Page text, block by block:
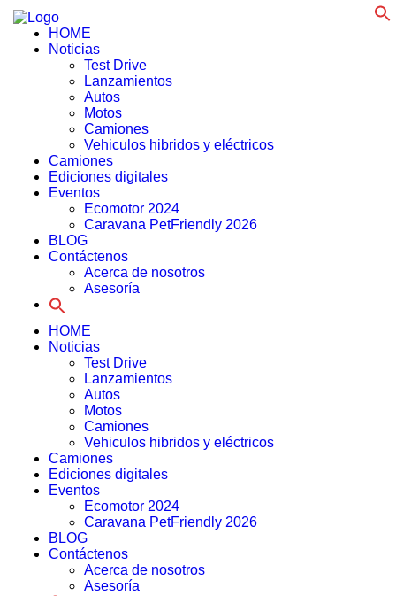
HOME
Noticias
Test Drive
Lanzamientos
Autos
Motos
Camiones
Vehiculos hibridos y eléctricos
Camiones
Ediciones digitales
Eventos
Ecomotor 2024
Caravana PetFriendly 2026
BLOG
Contáctenos
Acerca de nosotros
Asesoría
Search
HOME
Noticias
Test Drive
Lanzamientos
Autos
Motos
Camiones
Vehiculos hibridos y eléctricos
Camiones
Ediciones digitales
Eventos
Ecomotor 2024
Caravana PetFriendly 2026
BLOG
Contáctenos
Acerca de nosotros
Asesoría